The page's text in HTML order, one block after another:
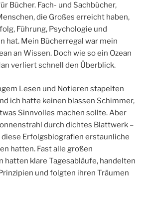
Bücher. Fach- und Sachbücher,
die Großes erreicht haben,
Führung, Psychologie und
hat. Mein Bücherregal war mein
an Wissen. Doch wie so ein Ozean
verliert schnell den Überblick.
Lesen und Notieren stapelten
ich hatte keinen blassen Schimmer,
Sinnvolles machen sollte. Aber
durch dichtes Blattwerk –
diese Erfolgsbiografien erstaunliche
hatten. Fast alle großen
hatten klare Tagesabläufe, handelten
und folgten ihren Träumen